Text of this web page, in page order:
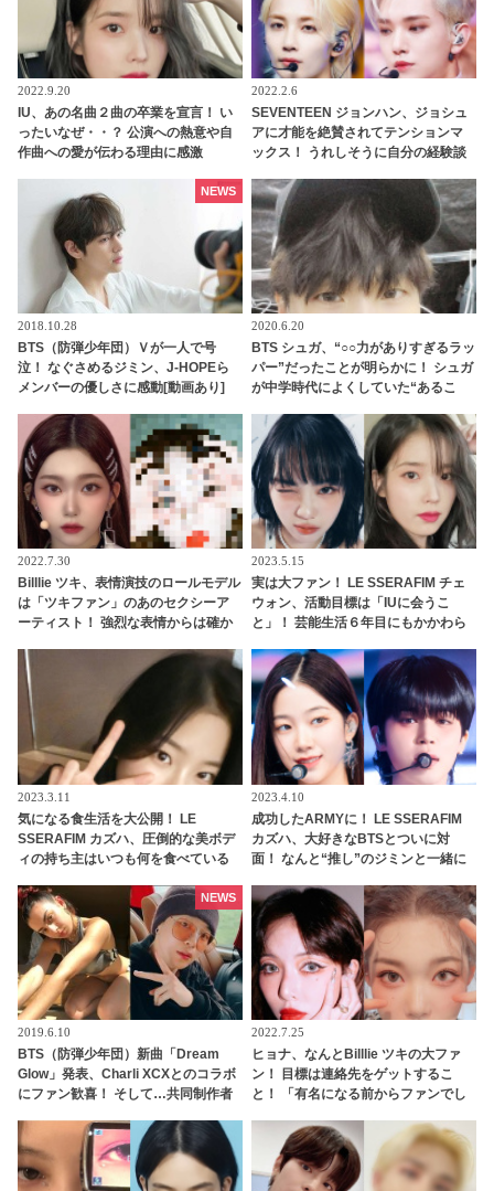
2022.9.20
IU、あの名曲２曲の卒業を宣言！ い
ったいなぜ・・？ 公演への熱意や自
作曲への愛が伝わる理由に感激
2022.2.6
SEVENTEEN ジョンハン、ジョシュ
アに才能を絶賛されてテンションマ
ックス！ うれしそうに自分の経験談
ばかりの得意げな表情・・ ジョシュ
アの一言で超舞い上がるジョンハン
にほっこり
2018.10.28
BTS（防弾少年団）Ｖが一人で号
泣！ なぐさめるジミン、J-HOPEら
メンバーの優しさに感動[動画あり]
NEWS
2020.6.20
BTS シュガ、“○○力がありすぎるラッ
パー”だったことが明らかに！ シュガ
が中学時代によくしていた“あるこ
白にファンから「さすがすぎる」と
尊敬の声殺到
2022.7.30
Billlie ツキ、表情演技のロールモデル
は「ツキファン」のあのセクシーア
ーティスト！ 強烈な表情からは確か
愛だった２人に感激
2023.5.15
実は大ファン！ LE SSERAFIM チェ
ウォン、活動目標は「IUに会うこ
と」！ 芸能生活６年目にもかかわら
実な願いを告白
2023.3.11
気になる食生活を大公開！ LE
SSERAFIM カズハ、圧倒的な美ボデ
ィの持ち主はいつも何を食べている
食べつつ健康を維持する方法とは？
2023.4.10
成功したARMYに！ LE SSERAFIM
カズハ、大好きなBTSとついに対
面！ なんと“推し”のジミンと一緒に
コラボ実現にうれしさ爆発
2019.6.10
BTS（防弾少年団）新曲「Dream
Glow」発表、Charli XCXとのコラボ
にファン歓喜！ そして…共同制作者
そして彼の絶望から生まれた歌」
NEWS
2022.7.25
ヒョナ、なんとBilllie ツキの大ファ
ン！ 目標は連絡先をゲットするこ
と！ 「有名になる前からファンでし